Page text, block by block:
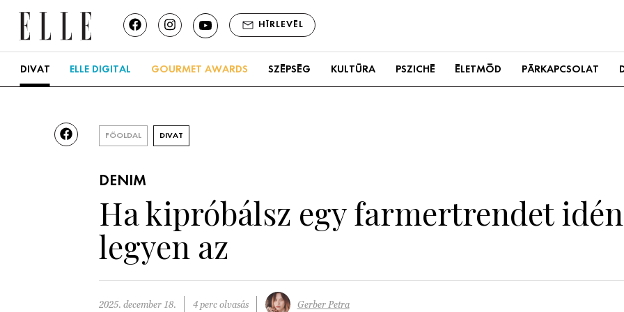
HÍRLEVÉL
DIVAT ELLE DIGITAL GOURMET AWARDS SZÉPSÉG KULTÚRA PSZICHÉ ÉLETMÓD PÁRKAPCSOLAT
FŐOLDAL DIVAT
DENIM
Ha kipróbálsz egy farmertrendet
legyen az
2025. december 18. 4 perc olvasás Gerber Petra